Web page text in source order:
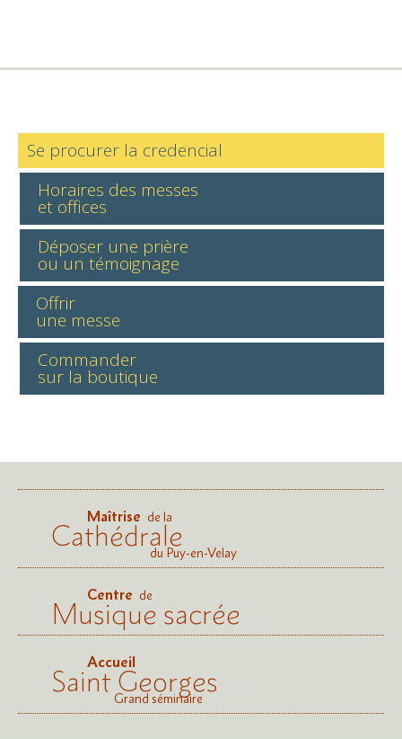
Se procurer la credencial
Horaires des messes
et offices
Déposer une prière
ou un témoignage
Offrir
une messe
Commander
sur la boutique
Maîtrise de la
Cathédraledu Puy-en-Velay
Centre de
Musique sacrée
Accueil
Saint Georges
Grand séminaire